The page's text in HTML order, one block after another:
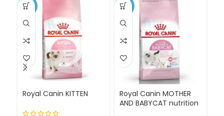
-1%
Royal Canin KITTEN
-11%
Royal Canin MOTHER
AND BABYCAT nutrition